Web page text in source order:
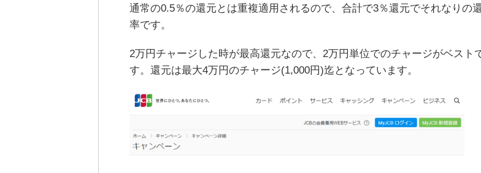
通常の0.5％の還元とは重複適用されるので、合計で3％還元でそれなりの
率です。
2万円チャージした時が最高還元なので、2万円単位でのチャージがベスト
す。還元は最大4万円のチャージ(1,000円)迄となっています。